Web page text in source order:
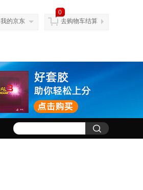
我的京东
0
去购物车结算